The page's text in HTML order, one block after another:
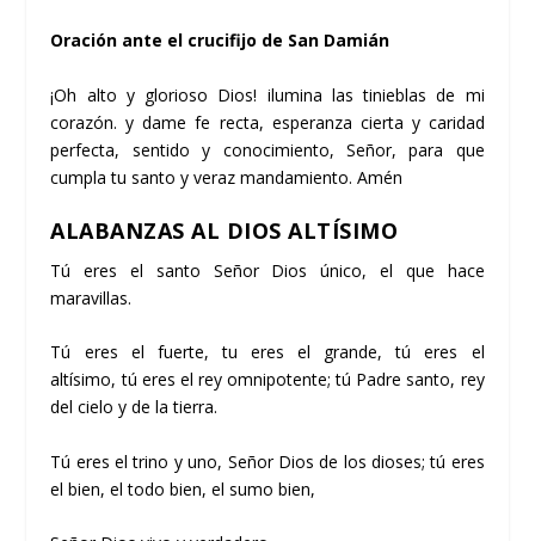
Oración ante el crucifijo de San Damián
¡Oh alto y glorioso Dios! ilumina las tinieblas de mi
corazón. y dame fe recta, esperanza cierta y caridad
perfecta, sentido y conocimiento, Señor, para que
cumpla tu santo y veraz mandamiento. Amén
ALABANZAS AL DIOS ALTÍSIMO
Tú eres el santo Señor Dios único, el que hace
maravillas.
Tú eres el fuerte, tu eres el grande, tú eres el
altísimo, tú eres el rey omnipotente; tú Padre santo, rey
del cielo y de la tierra.
Tú eres el trino y uno, Señor Dios de los dioses; tú eres
el bien, el todo bien, el sumo bien,